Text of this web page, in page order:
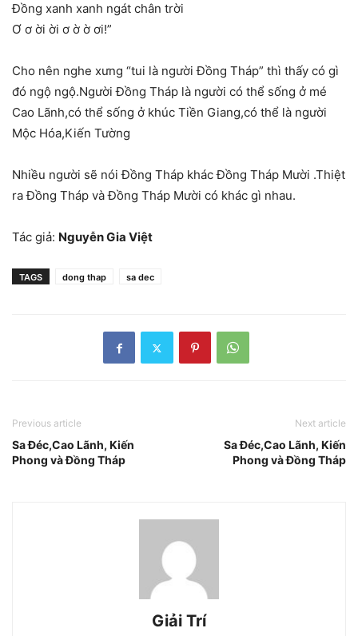
Đồng xanh xanh ngát chân trời
Ơ ơ ời ời ơ ờ ờ ơi!”
Cho nên nghe xưng “tui là người Đồng Tháp” thì thấy có gì
đó ngộ ngộ.Người Đồng Tháp là người có thể sống ở mé
Cao Lãnh,có thể sống ở khúc Tiền Giang,có thể là người
Mộc Hóa,Kiến Tường
Nhiều người sẽ nói Đồng Tháp khác Đồng Tháp Mười .Thiệt
ra Đồng Tháp và Đồng Tháp Mười có khác gì nhau.
Tác giả: Nguyễn Gia Việt
TAGS dong thap sa dec
Previous article
Sa Đéc,Cao Lãnh, Kiến
Phong và Đồng Tháp
Next article
Sa Đéc,Cao Lãnh, Kiến
Phong và Đồng Tháp
Giải Trí